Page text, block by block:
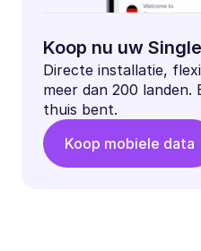
Koop nu uw
Directe installatie,
meer dan 200
thuis bent.
Koop mobiele data